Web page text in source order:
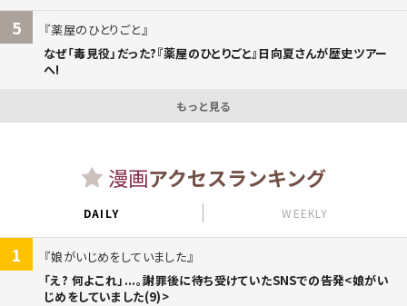
5
薬屋のひとりごと
なぜ「毒見役」だった?『薬屋のひとりごと』日向夏さんが歴史ツアー
へ!
もっと見る
漫画アクセスランキング
DAILY WEEKLY
1
娘がいじめをしていました
「え? 何よこれ」...。謝罪後に待ち受けていたSNSでの告発<娘がい
じめをしていました(9)>